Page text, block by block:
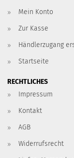
Mein Konto
Zur Kasse
Händlerzugang
Startseite
RECHTLICHES
Impressum
Kontakt
AGB
Widerrufsrecht